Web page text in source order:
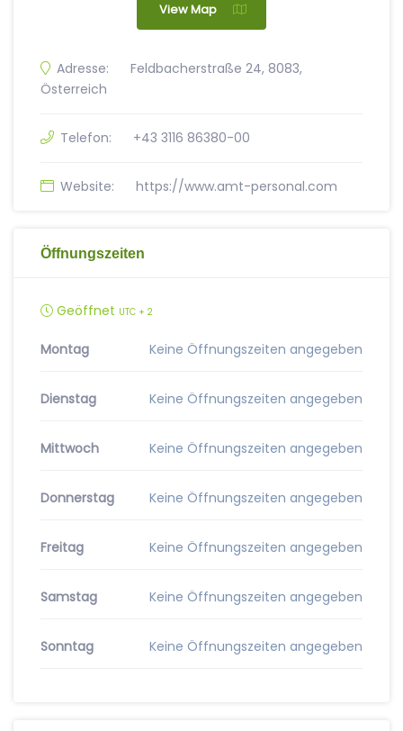
View Map
Adresse:
Feldbacherstraße 24, 8083,
Österreich
Telefon: +43 3116 86380-00
Website: https://www.amt-personal.com
Öffnungszeiten
Geöffnet UTC + 2
Montag Keine Öffnungszeiten angegeben
Dienstag Keine Öffnungszeiten angegeben
Mittwoch Keine Öffnungszeiten angegeben
Donnerstag Keine Öffnungszeiten angegeben
Freitag Keine Öffnungszeiten angegeben
Samstag Keine Öffnungszeiten angegeben
Sonntag Keine Öffnungszeiten angegeben